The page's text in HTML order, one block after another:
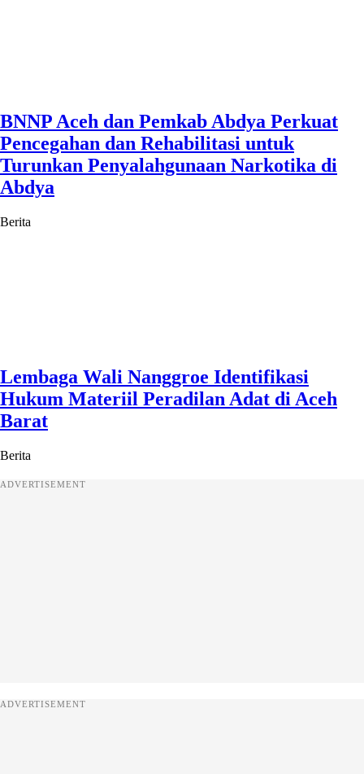
BNNP Aceh dan Pemkab Abdya Perkuat
Pencegahan dan Rehabilitasi untuk
Turunkan Penyalahgunaan Narkotika di
Abdya
Berita
Lembaga Wali Nanggroe Identifikasi
Hukum Materiil Peradilan Adat di Aceh
Barat
Berita
ADVERTISEMENT
ADVERTISEMENT